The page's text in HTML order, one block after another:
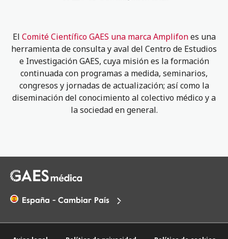
El Comité Científico GAES una marca Amplifones una
herramienta de consulta y aval del Centro de Estudios
e Investigación GAES, cuya misión es la formación
continuada con programas a medida, seminarios,
congresos y jornadas de actualización; así como la
diseminación del conocimiento al colectivo médico y a
la sociedad en general.
España - Cambiar País